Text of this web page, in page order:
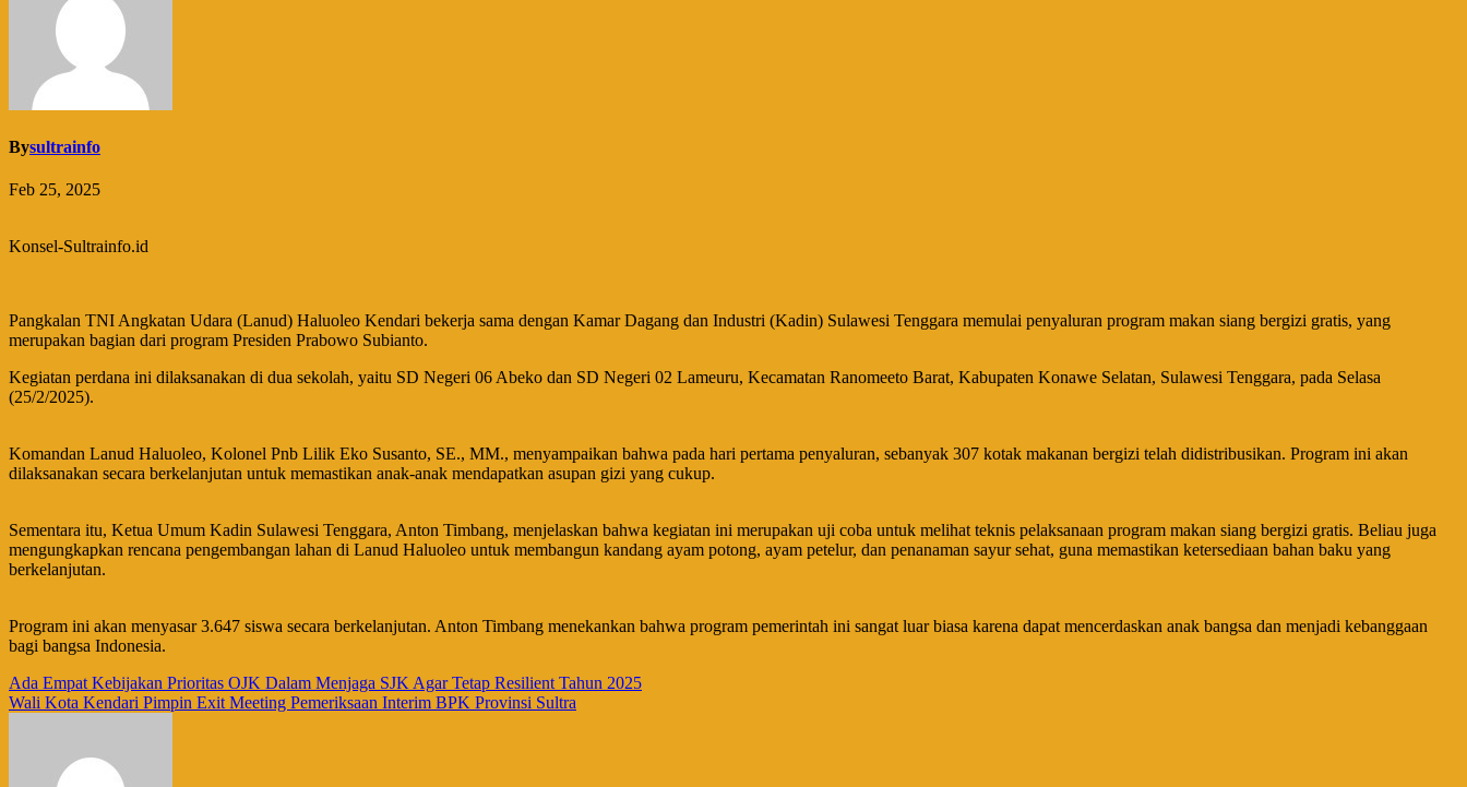
Bysultrainfo
Feb 25, 2025
Konsel-Sultrainfo.id
Pangkalan TNI Angkatan Udara (Lanud) Haluoleo Kendari bekerja sama dengan Kamar Dagang dan Industri (Kadin) Sulawesi Tenggara memulai penyaluran program makan siang bergizi gratis, yang
merupakan bagian dari program Presiden Prabowo Subianto.
Kegiatan perdana ini dilaksanakan di dua sekolah, yaitu SD Negeri 06 Abeko dan SD Negeri 02 Lameuru, Kecamatan Ranomeeto Barat, Kabupaten Konawe Selatan, Sulawesi Tenggara, pada Selasa
(25/2/2025).
Komandan Lanud Haluoleo, Kolonel Pnb Lilik Eko Susanto, SE., MM., menyampaikan bahwa pada hari pertama penyaluran, sebanyak 307 kotak makanan bergizi telah didistribusikan. Program ini akan
dilaksanakan secara berkelanjutan untuk memastikan anak-anak mendapatkan asupan gizi yang cukup.
Sementara itu, Ketua Umum Kadin Sulawesi Tenggara, Anton Timbang, menjelaskan bahwa kegiatan ini merupakan uji coba untuk melihat teknis pelaksanaan program makan siang bergizi gratis. Beliau juga
mengungkapkan rencana pengembangan lahan di Lanud Haluoleo untuk membangun kandang ayam potong, ayam petelur, dan penanaman sayur sehat, guna memastikan ketersediaan bahan baku yang
berkelanjutan.
Program ini akan menyasar 3.647 siswa secara berkelanjutan. Anton Timbang menekankan bahwa program pemerintah ini sangat luar biasa karena dapat mencerdaskan anak bangsa dan menjadi kebanggaan
bagi bangsa Indonesia.
Navigasi
pos
Ada Empat Kebijakan Prioritas OJK Dalam Menjaga SJK Agar Tetap Resilient Tahun 2025
Wali Kota Kendari Pimpin Exit Meeting Pemeriksaan Interim BPK Provinsi Sultra